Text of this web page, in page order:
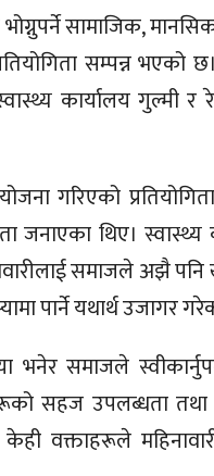
सामाजिक,
सम्पन्न भएको
कार्यालय गुल्मी
गरिएको
जनाएका थिए।
समाजले अझै
पार्ने यथार्थ उजागर
भनेर समाजले
सहज उपलब्धता
वक्ताहरूले